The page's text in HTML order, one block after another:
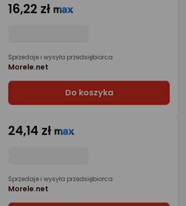
16,22 zł
Sprzedaje i wysyła przedsiębiorca:
Morele.net
Do koszyka
24,14 zł
Sprzedaje i wysyła przedsiębiorca:
Morele.net